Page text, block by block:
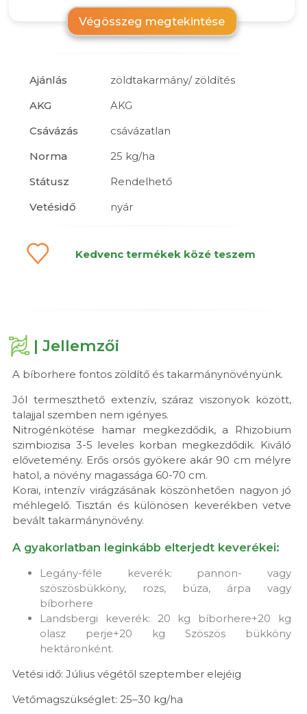
Végösszeg megtekintése
Ajánlás
zöldtakarmány/ zöldítés
AKG
AKG
Csávázás
csávázatlan
Norma
25 kg/ha
Státusz
Rendelhető
Vetésidő
nyár
Kedvenc termékek közé teszem
| Jellemzői
A bíborhere fontos zöldítő és takarmánynövényünk.
Jól termeszthető extenzív, száraz viszonyok között,
talajjal szemben nem igényes.
Nitrogénkötése hamar megkezdődik, a Rhizobium
szimbiozisa 3-5 leveles korban megkezdődik. Kiváló
elővetemény. Erős orsós gyökere akár 90 cm mélyre
hatol, a növény magassága 60-70 cm.
Korai, intenzív virágzásának köszönhetően nagyon jó
méhlegelő. Tisztán és különösen keverékben vetve
bevált takarmánynövény.
A gyakorlatban leginkább elterjedt keverékei:
Legány-féle keverék: pannon- vagy
szöszösbükköny, rozs, búza, árpa vagy
bíborhere
Landsbergi keverék: 20 kg bíborhere+20 kg
olasz perje+20 kg Szöszös bükköny
hektáronként.
Vetési idő: Július végétől szeptember elejéig
Vetőmagszükséglet: 25–30 kg/ha